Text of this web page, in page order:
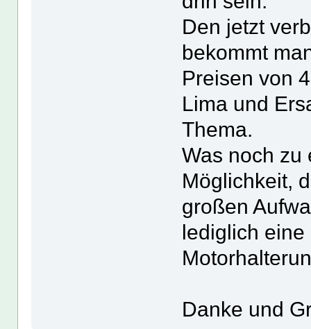
Den jetzt
bekommt
Preisen von
Lima und
Thema.
Was noch zu
Möglichkeit,
großen
lediglich
Danke und